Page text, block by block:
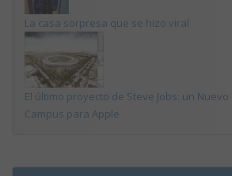
La casa sorpresa que se hizo viral
El último proyecto de Steve Jobs: un Nuevo
Campus para Apple